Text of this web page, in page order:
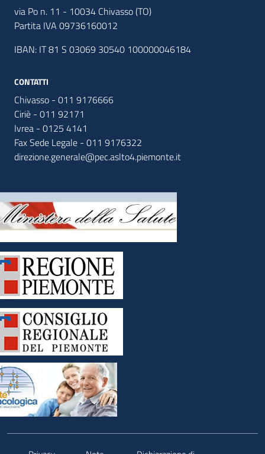
via Po n. 11 - 10034 Chivasso (TO)
Partita IVA 09736160012
IBAN: IT 81 S 03069 30540 100000046184
CONTATTI
Chivasso - 011 9176666
Ciriè - 011 92171
Ivrea - 0125 4141
Fax Sede Legale - 011 9176322
direzione.generale@pec.aslto4.piemonte.it